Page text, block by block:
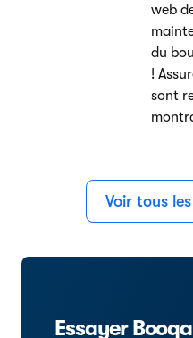
web
du
!
sont
Voir tous
Essayer